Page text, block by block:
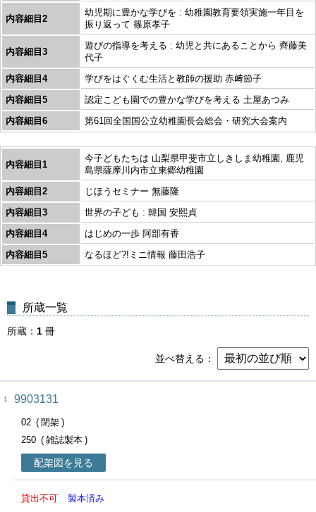
内容細目2
幼児期に豊かな学びを : 幼稚園教育要領実施一年目を
振り返って 篠原孝子
内容細目3
遊びの指導を考える : 幼児と共にあることから 齊藤美
代子
内容細目4
学びをはぐくむ生活と教師の援助 赤﨑節子
内容細目5
認定こども園での豊かな学びを考える 土屋あつみ
内容細目6
第61回全国国公立幼稚園長会総会・研究大会案内
内容細目1
今子どもたちは 山梨県甲斐市立しきしま幼稚園, 鹿児
島県薩摩川内市立東郷幼稚園
内容細目2
じほうセミナー 無藤隆
内容細目3
世界の子ども : 韓国 安熙貞
内容細目4
はじめの一歩 阿部有香
内容細目5
なるほど?!ミニ情報 藤田浩子
所蔵一覧
所蔵 1 冊
並べ替える
1 9903131
02
閉架
250
雑誌製本
配架図を見る
貸出不可 製本済み